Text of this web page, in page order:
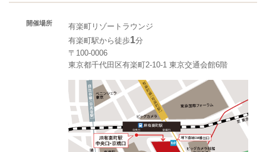
開催場所
有楽町リゾートラウンジ
有楽町駅から徒歩1分
〒100-0006
東京都千代田区有楽町2-10-1 東京交通会館6階